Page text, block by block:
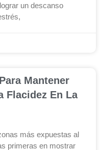
un descanso
Mantener
Flacidez En La
más expuestas al
primeras en mostrar